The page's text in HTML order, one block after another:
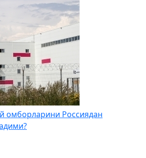
омборларини Россиядан